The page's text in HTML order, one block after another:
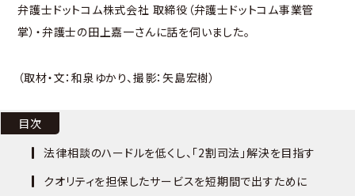
弁護士ドットコム株式会社 取締役（弁護士ドットコム事業管
掌）・弁護士の田上嘉一さんに話を伺いました。
（取材・文：和泉ゆかり、撮影：矢島宏樹）
目次
法律相談のハードルを低くし、「2割司法」解決を目指す
クオリティを担保したサービスを短期間で出すために